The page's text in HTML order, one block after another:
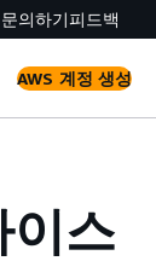
문의하기피드백
AWS 계정 생성
스